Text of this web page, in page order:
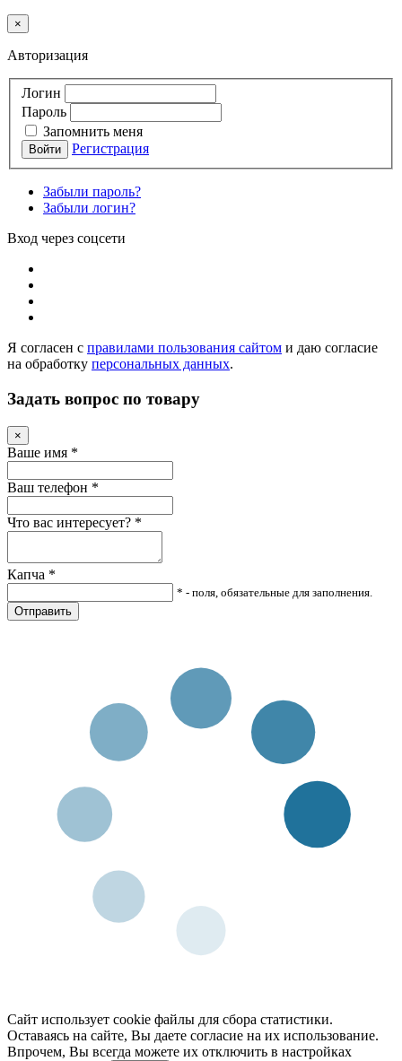
×
Авторизация
Логин
Пароль
Запомнить меня
Регистрация
Забыли пароль?
Забыли логин?
Вход через соцсети
Я согласен с правилами пользования сайтом и даю согласие
на обработку персональных данных.
Задать вопрос по товару
×
Ваше имя *
Ваш телефон *
Что вас интересует? *
Капча *
* - поля, обязательные для заполнения.
Отправить
Сайт использует cookie файлы для сбора статистики.
Оставаясь на сайте, Вы даете согласие на их использование.
Впрочем, Вы всегда можете их отключить в настройках